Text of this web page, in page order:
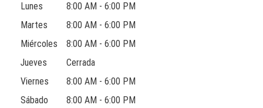
Lunes
8:00 AM - 6:00 PM
Martes
8:00 AM - 6:00 PM
Miércoles
8:00 AM - 6:00 PM
Jueves
Cerrada
Viernes
8:00 AM - 6:00 PM
Sábado
8:00 AM - 6:00 PM